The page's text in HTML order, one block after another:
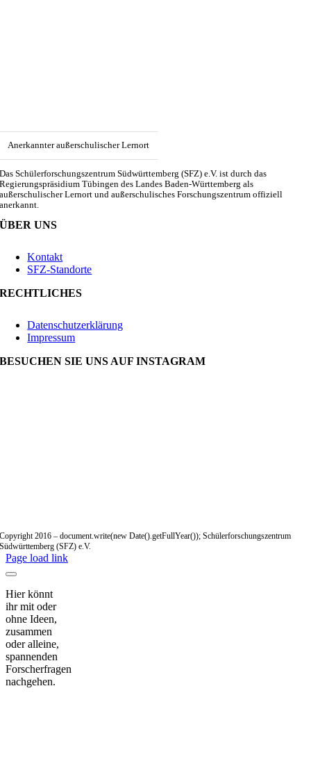
Anerkannter außerschulischer Lernort
Das Schülerforschungszentrum Südwürttemberg (SFZ) e.V. ist durch das
Regierungspräsidium Tübingen des Landes Baden-Württemberg als
außerschulischer Lernort und außerschulisches Forschungszentrum offiziell
anerkannt.
ÜBER UNS
Kontakt
SFZ-Standorte
RECHTLICHES
Datenschutzerklärung
Impressum
BESUCHEN SIE UNS AUF INSTAGRAM
Copyright 2016 – document.write(new Date().getFullYear()); Schülerforschungszentrum
Südwürttemberg (SFZ) e.V.
Page load link
Hier könnt
ihr mit oder
ohne Ideen,
zusammen
oder alleine,
spannenden
Forscherfragen
nachgehen.